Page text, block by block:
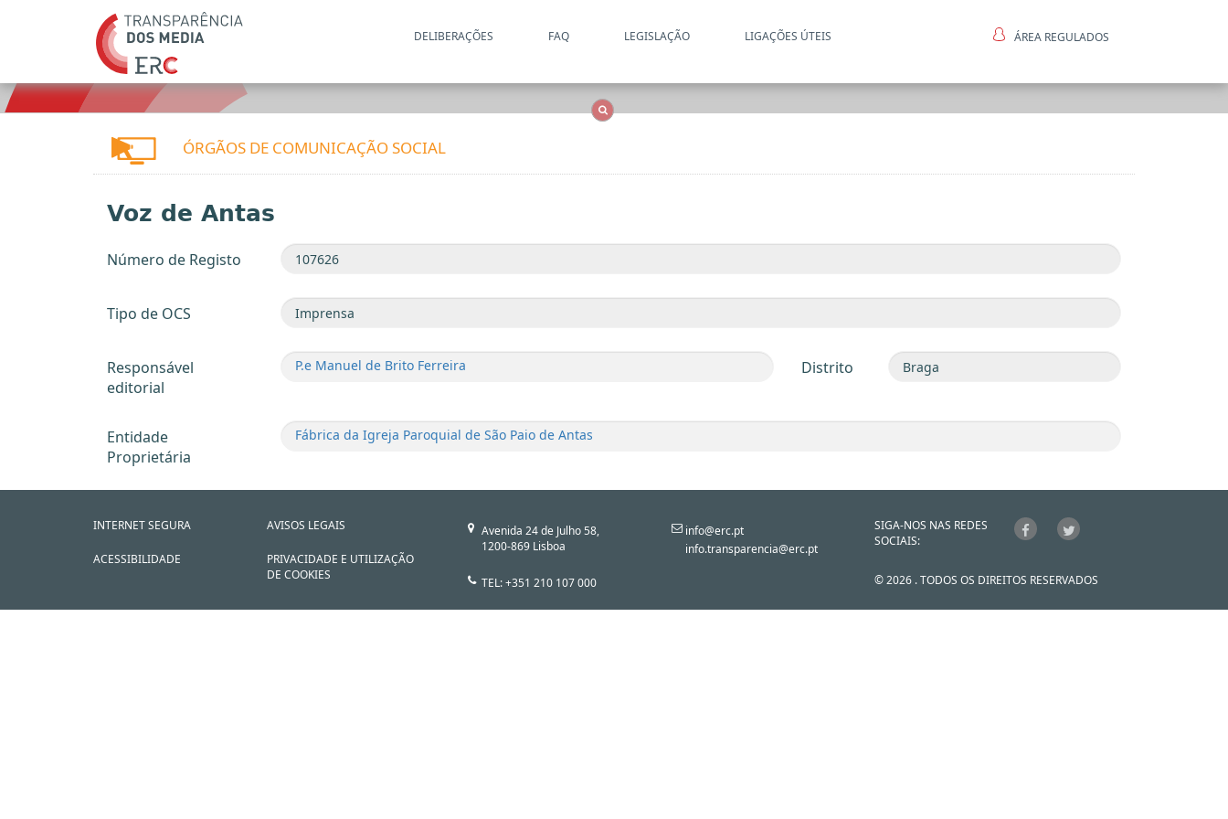
DELIBERAÇÕES FAQ LEGISLAÇÃO LIGAÇÕES ÚTEIS ÁREA REGULADOS
ÓRGÃOS DE COMUNICAÇÃO SOCIAL
Voz de Antas
Número de Registo
Tipo de OCS
Responsável
editorial
P.e Manuel de Brito Ferreira Distrito
Entidade
Proprietária
Fábrica da Igreja Paroquial de São Paio de Antas
INTERNET SEGURA
ACESSIBILIDADE
AVISOS LEGAIS
PRIVACIDADE E UTILIZAÇÃO
DE COOKIES
Avenida 24 de Julho 58,
1200-869 Lisboa
TEL: +351 210 107 000
info@erc.pt
info.transparencia@erc.pt
SIGA-NOS NAS REDES
SOCIAIS:
© 2026 . TODOS OS DIREITOS RESERVADOS